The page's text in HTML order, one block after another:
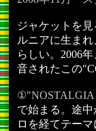
ジャケットを
ルニアに生ま
らしい。2006
音されたこの
で始まる。途
ロを経てテーマ